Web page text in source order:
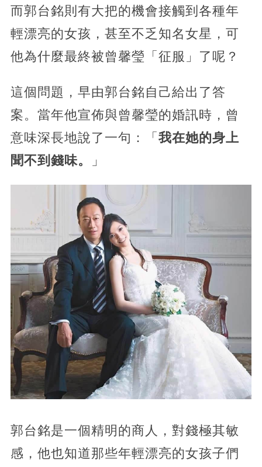
而郭台銘則有大把的機會接觸到各種年
輕漂亮的女孩，甚至不乏知名女星，可
他為什麼最終被曾馨瑩「征服」了呢？
這個問題，早由郭台銘自己給出了答
案。當年他宣佈與曾馨瑩的婚訊時，曾
意味深長地說了一句：「 我在她的身上
聞不到錢味。
」
郭台銘是一個精明的商人，對錢極其敏
感，他也知道那些年輕漂亮的女孩子們